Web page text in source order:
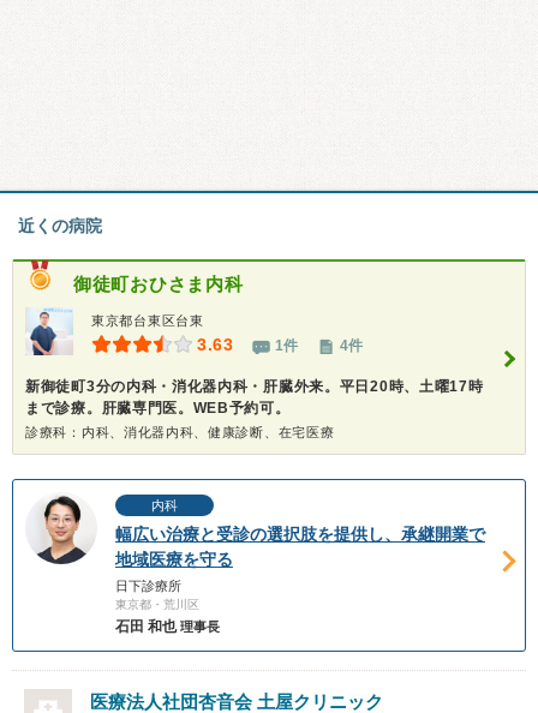
近くの病院
御徒町おひさま内科
東京都台東区台東
3.63 1件 4件
新御徒町3分の内科・消化器内科・肝臓外来。平日20時、土曜17時
まで診療。肝臓専門医。WEB予約可。
診療科：内科、消化器内科、健康診断、在宅医療
内科
幅広い治療と受診の選択肢を提供し、承継開業で
地域医療を守る
日下診療所
東京都・荒川区
石田 和也 理事長
医療法人社団杏音会 土屋クリニック